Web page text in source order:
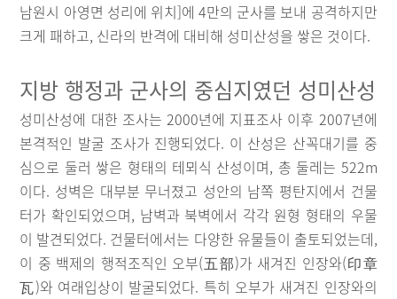
남원시 아영면 성리에 위치]에 4만의 군사를 보내 공격하지만
크게 패하고, 신라의 반격에 대비해 성미산성을 쌓은 것이다.
지방 행정과 군사의 중심지였던 성미산성
성미산성에 대한 조사는 2000년에 지표조사 이후 2007년에
본격적인 발굴 조사가 진행되었다. 이 산성은 산꼭대기를 중
심으로 둘러 쌓은 형태의 테뫼식 산성이며, 총 둘레는 522m
이다. 성벽은 대부분 무너졌고 성안의 남쪽 평탄지에서 건물
터가 확인되었으며, 남벽과 북벽에서 각각 원형 형태의 우물
이 발견되었다. 건물터에서는 다양한 유물들이 출토되었는데,
이 중 백제의 행적조직인 오부(五部)가 새겨진 인장와(印章
瓦)와 여래입상이 발굴되었다. 특히 오부가 새겨진 인장와의